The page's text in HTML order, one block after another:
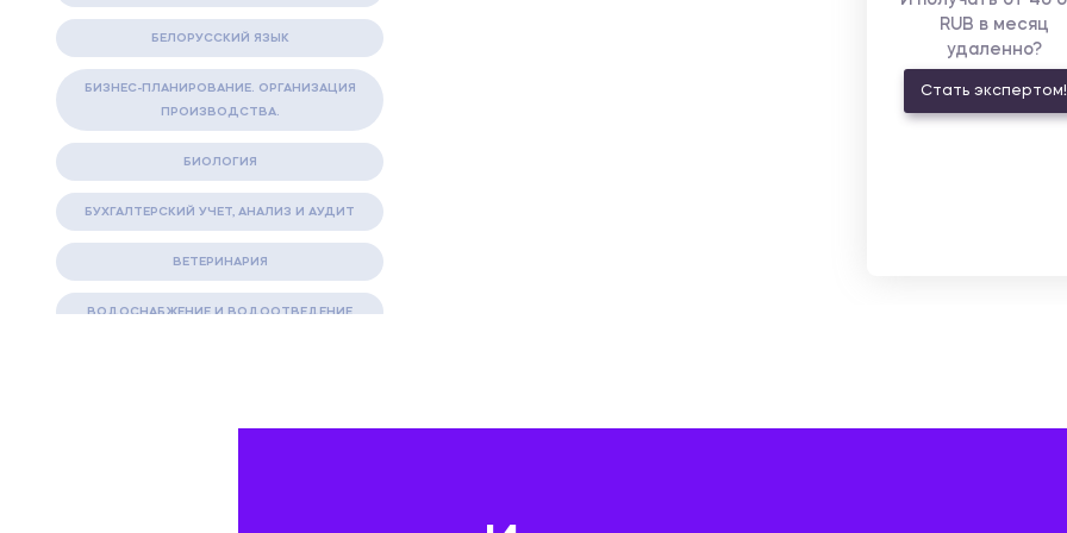
БЕЛОРУССКИЙ ЯЗЫК
БИЗНЕС-ПЛАНИРОВАНИЕ. ОРГАНИЗАЦИЯ
ПРОИЗВОДСТВА.
БИОЛОГИЯ
БУХГАЛТЕРСКИЙ УЧЕТ, АНАЛИЗ И АУДИТ
ВЕТЕРИНАРИЯ
ВОДОСНАБЖЕНИЕ И ВОДООТВЕДЕНИЕ
RUB в месяц
удаленно?
Стать экспертом!